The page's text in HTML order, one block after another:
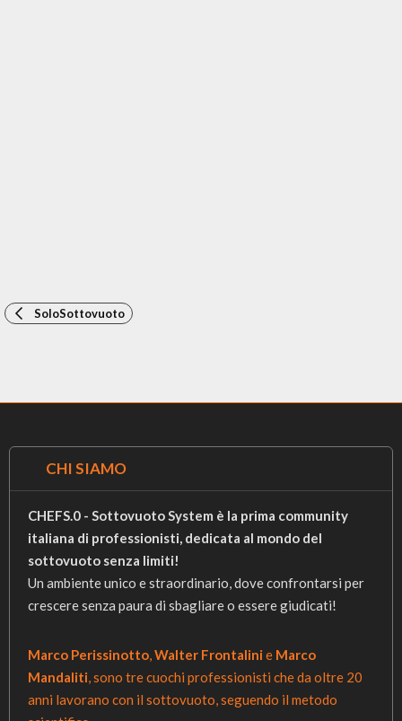
Da notare che la termocoppia è di tipo K,
quella di Testo che ho acquistato è di tipo T
SoloSottovuoto
CHI SIAMO
CHEFS.0 - Sottovuoto System è la prima community
italiana di professionisti, dedicata al mondo del
sottovuoto senza limiti!
Un ambiente unico e straordinario, dove confrontarsi per
crescere senza paura di sbagliare o essere giudicati!
Marco Perissinotto,Walter Frontalini e Marco
Mandaliti, sono tre cuochi professionisti che da oltre 20
anni lavorano con il sottovuoto, seguendo il metodo